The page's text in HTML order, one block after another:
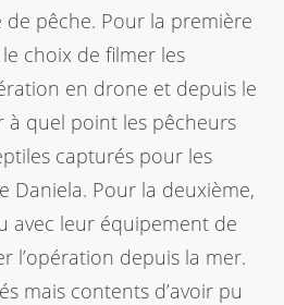
de pêche. Pour la première
choix de filmer les
en drone et depuis le
quel point les pêcheurs
capturés pour les
Daniela. Pour la deuxième,
avec leur équipement de
l’opération depuis la mer.
mais contents d’avoir pu